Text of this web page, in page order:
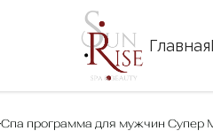
Главная
Спа программа для мужчин Супер